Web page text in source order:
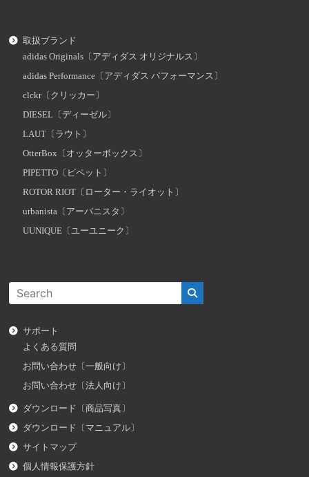
取扱ブランド
adidas Originals〔アディダス オリジナルス〕
adidas Performance〔アディダス パフォーマンス〕
clckr〔クリッカー〕
DIESEL〔ディーゼル〕
LAUT〔ラウト〕
OtterBox〔オッターボックス〕
PIPETTO〔ピペット〕
ROTOR RIOT〔ローター・ライオット〕
urbanista〔アーバニスタ〕
UUNIQUE〔ユーユニーク〕
サポート
よくある質問
お問い合わせ〔一般向け〕
お問い合わせ〔法人向け〕
ダウンロード〔商品写真〕
ダウンロード〔マニュアル〕
サイトマップ
個人情報保護方針